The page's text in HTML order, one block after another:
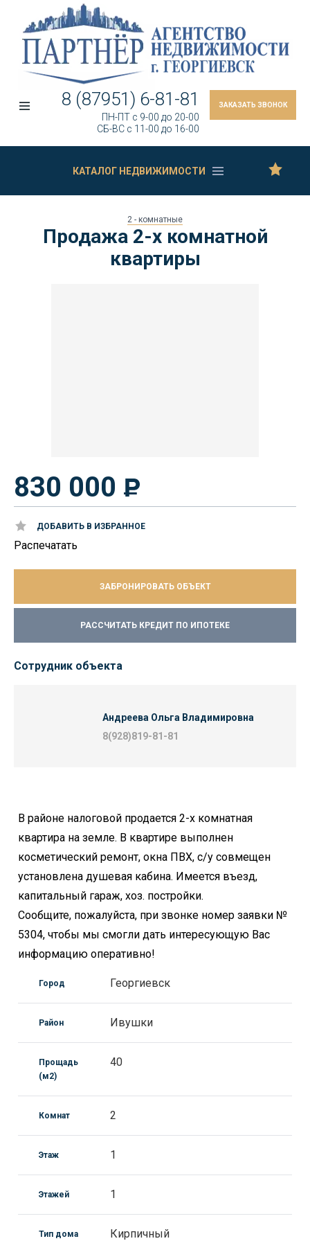
ЗАКАЗАТЬ ЗВОНОК
8 (87951) 6-81-81
ПН-ПТ c 9-00 до 20-00
СБ-ВС c 11-00 до 16-00
КАТАЛОГ НЕДВИЖИМОСТИ
2 - комнатные
Продажа 2-х комнатной
квартиры
830 000
ДОБАВИТЬ В ИЗБРАННОЕ
Распечатать
ЗАБРОНИРОВАТЬ ОБЪЕКТ
РАССЧИТАТЬ КРЕДИТ ПО ИПОТЕКЕ
Сотрудник объекта
Андреева Ольга Владимировна
8(928)819-81-81
В районе налоговой продается 2-х комнатная
квартира на земле. В квартире выполнен
косметический ремонт, окна ПВХ, с/у совмещен
установлена душевая кабина. Имеется въезд,
капитальный гараж, хоз. постройки.
Сообщите, пожалуйста, при звонке номер заявки №
5304, чтобы мы смогли дать интересующую Вас
информацию оперативно!
Город Георгиевск
Район Ивушки
Прощадь
(м2)
40
Комнат 2
Этаж 1
Этажей 1
Тип дома Кирпичный